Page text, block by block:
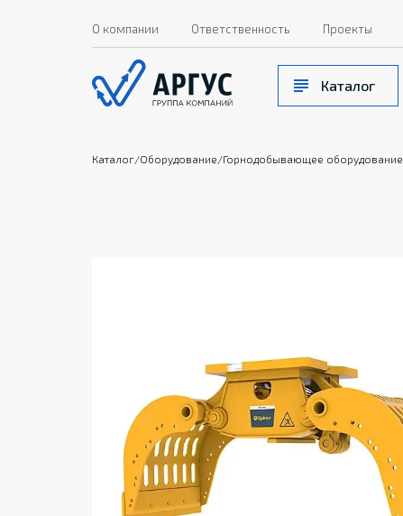
Каталог
О компании Ответственность Проекты
Каталог/Оборудование/Горнодобывающее оборудование